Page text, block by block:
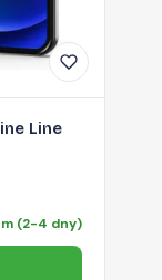
Line
(2-4 dny)